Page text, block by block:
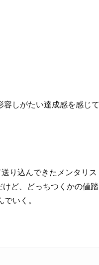
しがたい達成感を感じて
り込んできたメンタリス
ど、どっちつくかの値踏
いく。